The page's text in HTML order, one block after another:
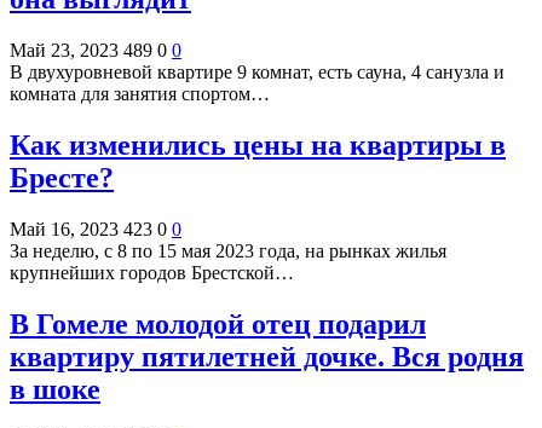
Май 23, 2023 489 0 0
В двухуровневой квартире 9 комнат, есть сауна, 4 санузла и
комната для занятия спортом…
Как изменились цены на квартиры в
Бресте?
Май 16, 2023 423 0 0
За неделю, с 8 по 15 мая 2023 года, на рынках жилья
крупнейших городов Брестской…
В Гомеле молодой отец подарил
квартиру пятилетней дочке. Вся родня
в шоке